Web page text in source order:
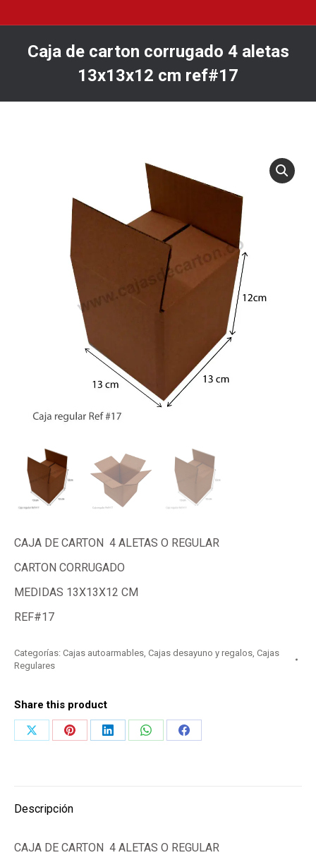
Caja de carton corrugado 4 aletas
13x13x12 cm ref#17
CAJA DE CARTON 4 ALETAS O REGULAR
CARTON CORRUGADO
MEDIDAS 13X13X12 CM
REF#17
Categorías: Cajas autoarmables Cajas desayuno y regalos Cajas
Regulares
Share this product
Share
Share
Share
Share
Share
Descripción
CAJA DE CARTON 4 ALETAS O REGULAR